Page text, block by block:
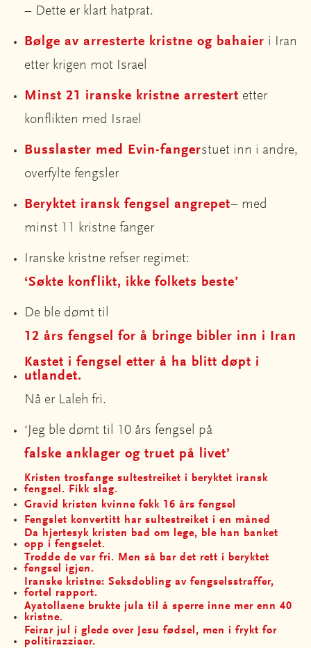
– Dette er klart hatprat.
Bølge av arresterte kristne og bahaier i Iran
etter krigen mot Israel
Minst 21 iranske kristne arrestert etter
konflikten med Israel
Busslaster med Evin-fangerstuet inn i andre,
overfylte fengsler
Beryktet iransk fengsel angrepet– med
minst 11 kristne fanger
Iranske kristne refser regimet:
‘Søkte konflikt, ikke folkets beste’
De ble dømt til
12 års fengsel for å bringe bibler inn i Iran
Kastet i fengsel etter å ha blitt døpt i
utlandet.
Nå er Laleh fri.
‘Jeg ble dømt til 10 års fengsel på
falske anklager og truet på livet’
Kristen trosfange sultestreiket i beryktet iransk
fengsel. Fikk slag.
Gravid kristen kvinne fekk 16 års fengsel
Fengslet konvertitt har sultestreiket i en måned
Da hjertesyk kristen bad om lege, ble han banket
opp i fengselet.
Trodde de var fri. Men så bar det rett i beryktet
fengsel igjen.
Iranske kristne: Seksdobling av fengselsstraffer,
fortel rapport.
Ayatollaene brukte jula til å sperre inne mer enn 40
kristne.
Feirar jul i glede over Jesu fødsel, men i frykt for
politirazziaer.